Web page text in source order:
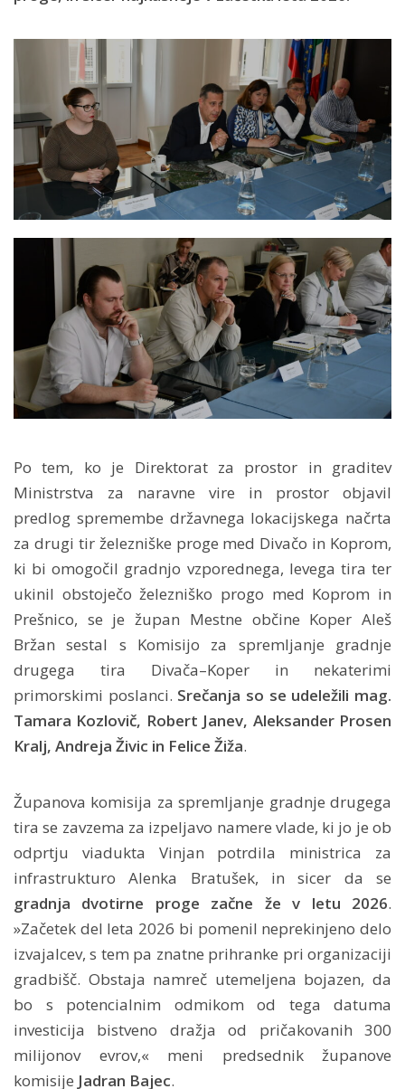
Po tem, ko je Direktorat za prostor in graditev
Ministrstva za naravne vire in prostor objavil
predlog spremembe državnega lokacijskega načrta
za drugi tir železniške proge med Divačo in Koprom,
ki bi omogočil gradnjo vzporednega, levega tira ter
ukinil obstoječo železniško progo med Koprom in
Prešnico, se je župan Mestne občine Koper Aleš
Bržan sestal s Komisijo za spremljanje gradnje
drugega tira Divača–Koper in nekaterimi
primorskimi poslanci. Srečanja so se udeležili mag.
Tamara Kozlovič, Robert Janev, Aleksander Prosen
Kralj, Andreja Živic in Felice Žiža.
Županova komisija za spremljanje gradnje drugega
tira se zavzema za izpeljavo namere vlade, ki jo je ob
odprtju viadukta Vinjan potrdila ministrica za
infrastrukturo Alenka Bratušek, in sicer da se
gradnja dvotirne proge začne že v letu 2026.
»Začetek del leta 2026 bi pomenil neprekinjeno delo
izvajalcev, s tem pa znatne prihranke pri organizaciji
gradbišč. Obstaja namreč utemeljena bojazen, da
bo s potencialnim odmikom od tega datuma
investicija bistveno dražja od pričakovanih 300
milijonov evrov,« meni predsednik županove
komisije Jadran Bajec.